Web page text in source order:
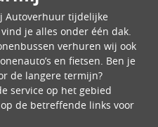
Autoverhuur tijdelijke
je alles onder één dak.
verhuren wij ook
en fietsen. Ben je
de langere termijn?
service op het gebied
op de betreffende links voor